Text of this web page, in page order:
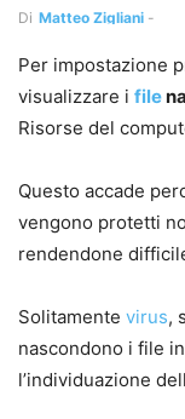
Di Matteo Zigliani -
Per impostazione
visualizzare i file
Risorse del
Questo accade
vengono protetti
rendendone
Solitamente virus,
nascondono i file
l’individuazione